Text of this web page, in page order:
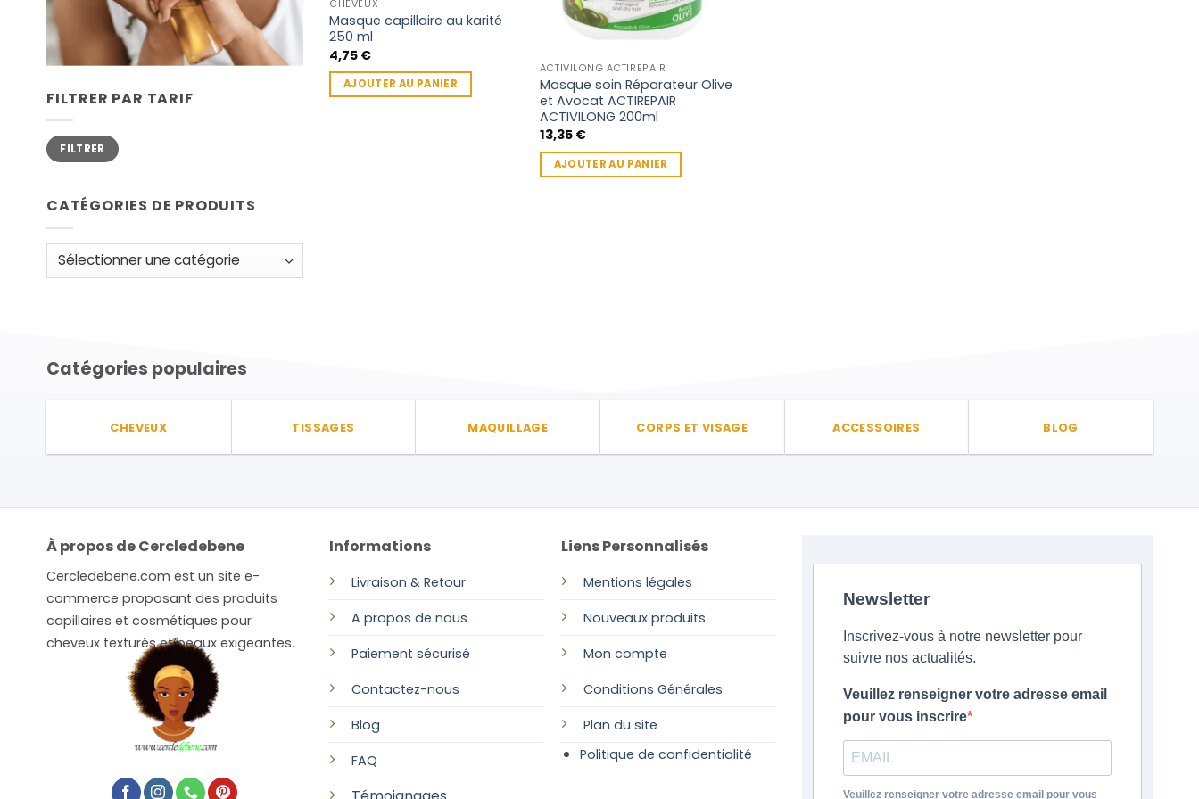
FILTRER PAR TARIF
Prix
min
Prix
maxFILTRER
CATÉGORIES DE PRODUITS
CHEVEUX
Masque capillaire au karité
250 ml
4,75 €
AJOUTER AU PANIER
ACTIVILONG ACTIREPAIR
Masque soin Réparateur Olive
et Avocat ACTIREPAIR
ACTIVILONG 200ml
13,35 €
AJOUTER AU PANIER
Catégories populaires
CHEVEUX TISSAGES MAQUILLAGE CORPS ET VISAGE ACCESSOIRES BLOG
À propos de Cercledebene
Cercledebene.com est un site e-
commerce proposant des produits
capillaires et cosmétiques pour
cheveux texturés et peaux exigeantes.
Informations
Livraison & Retour
A propos de nous
Paiement sécurisé
Contactez-nous
Blog
FAQ
Liens Personnalisés
Mentions légales
Nouveaux produits
Mon compte
Conditions Générales
Plan du site
Politique de confidentialité
Newsletter
Inscrivez-vous à notre newsletter pour
suivre nos actualités.
Veuillez renseigner votre adresse email
pour vous inscrire
Veuillez renseigner votre adresse email pour vous